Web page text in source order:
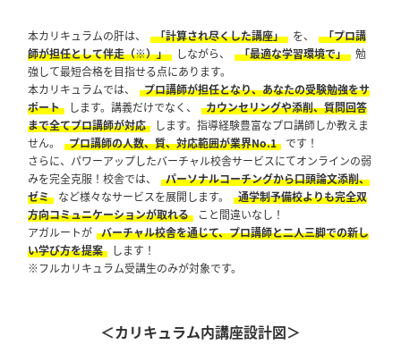
本カリキュラムの肝は、 「計算され尽くした講座」 を、
「プロ講
師が担任として伴走（※）」
しながら、 「最適な学習環境で」 勉
強して最短合格を目指せる点にあります。
本カリキュラムでは、
プロ講師が担任となり、あなたの受験勉強をサ
ポート
します。講義だけでなく、
カウンセリングや添削、質問回答
まで全てプロ講師が対応
します。指導経験豊富なプロ講師しか教えま
せん。
プロ講師の人数、質、対応範囲が業界No.1
です！
さらに、パワーアップしたバーチャル校舎サービスにてオンラインの弱
みを完全克服！校舎では、
パーソナルコーチングから口頭論文添削、
ゼミ
など様々なサービスを展開します。
通学制予備校よりも完全双
方向コミュニケーションが取れる
こと間違いなし！
アガルートが バーチャル校舎を通じて、プロ講師と二人三脚での新し
い学び方を提案
します！
※フルカリキュラム受講生のみが対象です。
＜カリキュラム内講座設計図＞